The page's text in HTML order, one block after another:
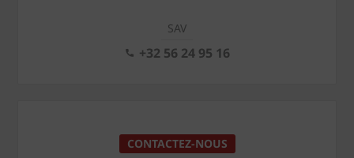
SAV
+32 56 24 95 16
CONTACTEZ-NOUS